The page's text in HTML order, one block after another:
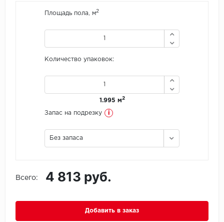
Jinan PDM
KDF
LimeStone
Площадь пола, м2
Количество упаковок:
1.995 м2
Запас на подрезку i
Без запаса
Всего: 4 813 руб.
Добавить в заказ